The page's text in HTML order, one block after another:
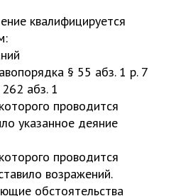
квалифицируется
§ 55 абз. 1 р. 7
абз. 1
проводится
указанное деяние
проводится
возражений.
обстоятельства